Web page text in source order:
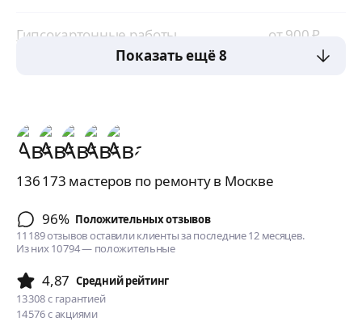
Гипсокартонные работы от 900₽
за кв.м
Показать ещё 8
136 173 мастеров по ремонту в Москве
96% Положительных отзывов
11 189 отзывов оставили клиенты за последние 12 месяцев.
Из них 10 794 — положительные
4,87 Cредний рейтинг
13 308 с гарантией
14 576 с акциями